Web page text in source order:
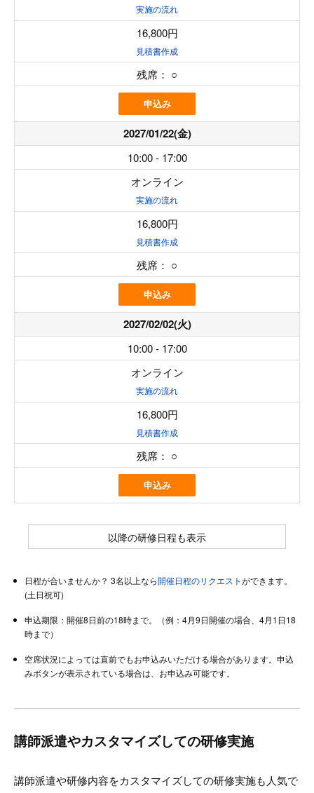
実施の流れ
16,800円
見積書作成
残席： ○
申込み
2027/01/22(金)
10:00 - 17:00
オンライン
実施の流れ
16,800円
見積書作成
残席： ○
申込み
2027/02/02(火)
10:00 - 17:00
オンライン
実施の流れ
16,800円
見積書作成
残席： ○
申込み
以降の研修日程も表示
日程が合いませんか？ 3名以上なら開催日程のリクエストができます。
(土日祝可)
申込期限：開催8日前の18時まで。（例：4月9日開催の場合、4月1日18
時まで）
空席状況によっては直前でもお申込みいただける場合があります。申込
みボタンが表示されている場合は、お申込み可能です。
講師派遣やカスタマイズしての研修実施
講師派遣や研修内容をカスタマイズしての研修実施も人気で